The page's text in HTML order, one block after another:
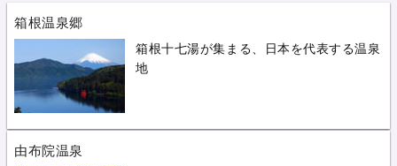
箱根温泉郷
箱根十七湯が集まる、日本を代表する温泉
地
由布院温泉